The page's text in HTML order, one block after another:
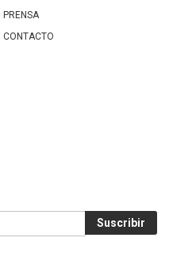
PRENSA
CONTACTO
Suscribir